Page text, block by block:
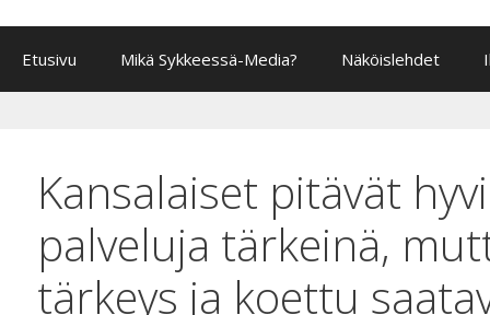
Etusivu Mikä Sykkeessä-Media? Näköislehdet
Kansalaiset pitävät
palveluja tärkeinä,
tärkeys ja koettu